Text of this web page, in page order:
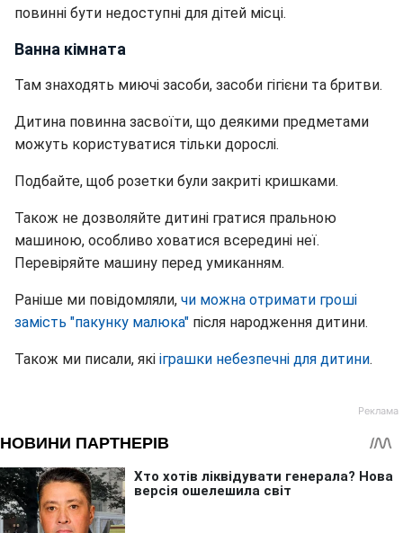
повинні бути недоступні для дітей місці.
Ванна кімната
Там знаходять миючі засоби, засоби гігієни та бритви.
Дитина повинна засвоїти, що деякими предметами
можуть користуватися тільки дорослі.
Подбайте, щоб розетки були закриті кришками.
Також не дозволяйте дитині гратися пральною
машиною, особливо ховатися всередині неї.
Перевіряйте машину перед умиканням.
Раніше ми повідомляли, чи можна отримати гроші
замість "пакунку малюка" після народження дитини.
Також ми писали, які іграшки небезпечні для дитини.